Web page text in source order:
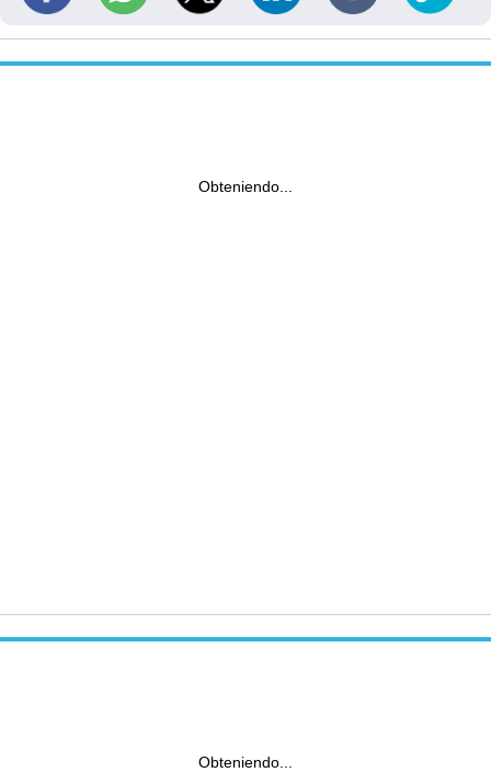
Obteniendo...
Obteniendo...